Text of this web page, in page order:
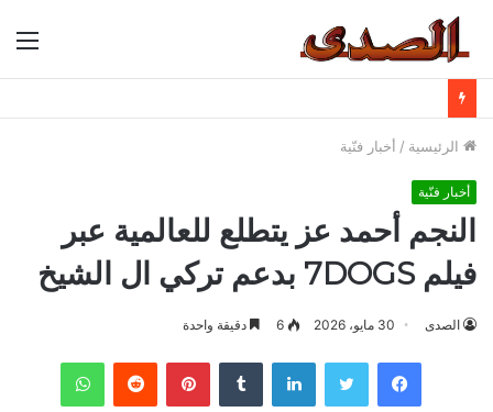
الرئيسية / أخبار فنّية
أخبار فنّية
النجم أحمد عز يتطلع للعالمية عبر
فيلم 7DOGS بدعم تركي ال الشيخ
الصدى 30 مايو، 2026 6 دقيقة واحدة
فيسبوك تويتر لينكدإن بينتيريست واتساب